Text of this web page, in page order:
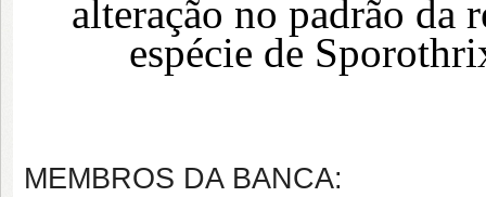
alteração no padrão da
espécie de
MEMBROS DA BANCA: